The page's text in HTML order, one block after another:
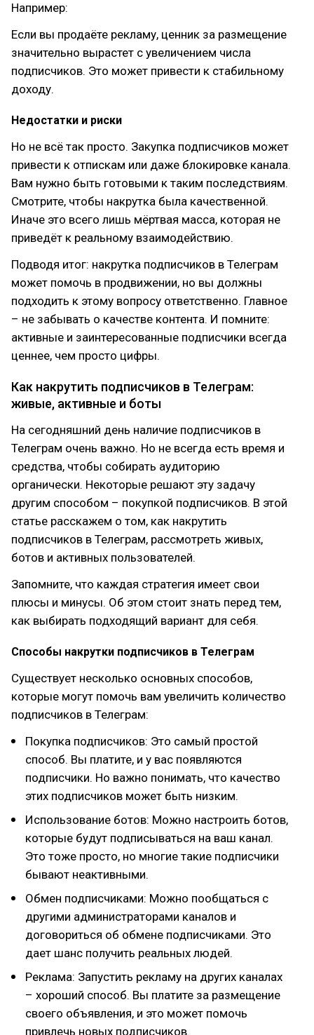
Например:
Если вы продаёте рекламу, ценник за размещение
значительно вырастет с увеличением числа
подписчиков. Это может привести к стабильному
доходу.
Недостатки и риски
Но не всё так просто. Закупка подписчиков может
привести к отпискам или даже блокировке канала.
Вам нужно быть готовыми к таким последствиям.
Смотрите, чтобы накрутка была качественной.
Иначе это всего лишь мёртвая масса, которая не
приведёт к реальному взаимодействию.
Подводя итог: накрутка подписчиков в Телеграм
может помочь в продвижении, но вы должны
подходить к этому вопросу ответственно. Главное
– не забывать о качестве контента. И помните:
активные и заинтересованные подписчики всегда
ценнее, чем просто цифры.
Как накрутить подписчиков в Телеграм:
живые, активные и боты
На сегодняшний день наличие подписчиков в
Телеграм очень важно. Но не всегда есть время и
средства, чтобы собирать аудиторию
органически. Некоторые решают эту задачу
другим способом – покупкой подписчиков. В этой
статье расскажем о том, как накрутить
подписчиков в Телеграм, рассмотреть живых,
ботов и активных пользователей.
Запомните, что каждая стратегия имеет свои
плюсы и минусы. Об этом стоит знать перед тем,
как выбирать подходящий вариант для себя.
Способы накрутки подписчиков в Телеграм
Существует несколько основных способов,
которые могут помочь вам увеличить количество
подписчиков в Телеграм:
Покупка подписчиков: Это самый простой
способ. Вы платите, и у вас появляются
подписчики. Но важно понимать, что качество
этих подписчиков может быть низким.
Использование ботов: Можно настроить ботов,
которые будут подписываться на ваш канал.
Это тоже просто, но многие такие подписчики
бывают неактивными.
Обмен подписчиками: Можно пообщаться с
другими администраторами каналов и
договориться об обмене подписчиками. Это
дает шанс получить реальных людей.
Реклама: Запустить рекламу на других каналах
– хороший способ. Вы платите за размещение
своего объявления, и это может помочь
привлечь новых подписчиков.